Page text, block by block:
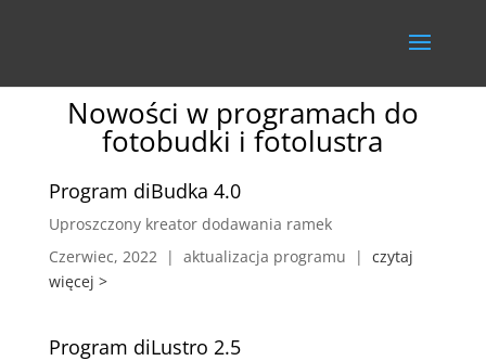
Nowości w programach do
fotobudki i fotolustra
Program diBudka 4.0
Uproszczony kreator dodawania ramek
Czerwiec, 2022 | aktualizacja programu | czytaj
więcej >
Program diLustro 2.5